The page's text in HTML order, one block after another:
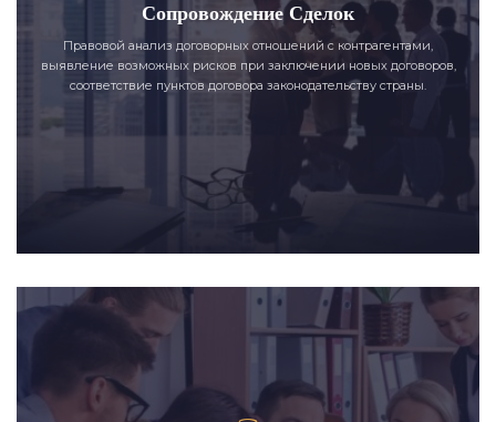
Сопровождение Сделок
Правовой анализ договорных отношений с контрагентами,
выявление возможных рисков при заключении новых договоров,
соответствие пунктов договора законодательству страны.